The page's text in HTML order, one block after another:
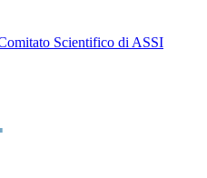
Scientifico di ASSI